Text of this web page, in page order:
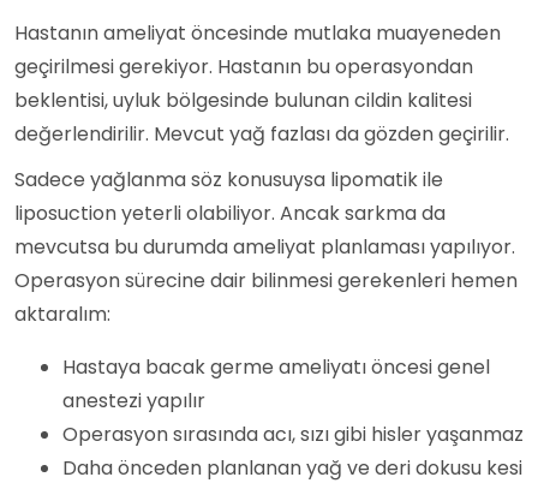
Hastanın ameliyat öncesinde mutlaka muayeneden
geçirilmesi gerekiyor. Hastanın bu operasyondan
beklentisi, uyluk bölgesinde bulunan cildin kalitesi
değerlendirilir. Mevcut yağ fazlası da gözden geçirilir.
Sadece yağlanma söz konusuysa lipomatik ile
liposuction yeterli olabiliyor. Ancak sarkma da
mevcutsa bu durumda ameliyat planlaması yapılıyor.
Operasyon sürecine dair bilinmesi gerekenleri hemen
aktaralım:
Hastaya bacak germe ameliyatı öncesi genel
anestezi yapılır
Operasyon sırasında acı, sızı gibi hisler yaşanmaz
Daha önceden planlanan yağ ve deri dokusu kesi